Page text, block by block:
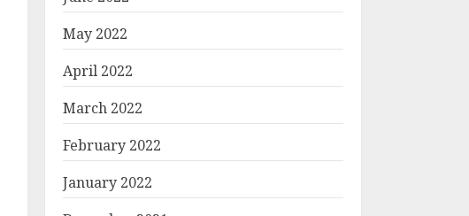
May 2022
April 2022
March 2022
February 2022
January 2022